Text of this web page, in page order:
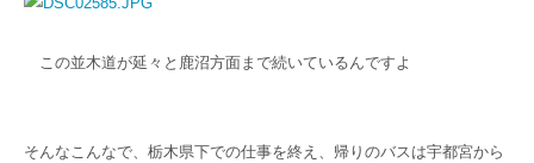
この並木道が延々と鹿沼方面まで続いているんですよ
そんなこんなで、栃木県下での仕事を終え、帰りのバスは宇都宮から